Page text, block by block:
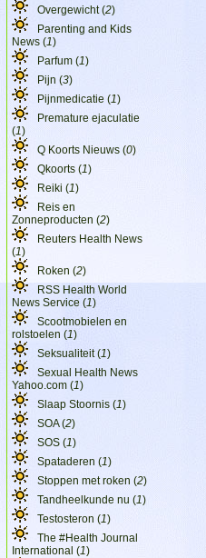
Overgewicht (2)
Parenting and Kids
News (1)
Parfum (1)
Pijn (3)
Pijnmedicatie (1)
Premature ejaculatie
(1)
Q Koorts Nieuws (0)
Qkoorts (1)
Reiki (1)
Reis en
Zonneproducten (2)
Reuters Health News
(1)
Roken (2)
RSS Health World
News Service (1)
Scootmobielen en
rolstoelen (1)
Seksualiteit (1)
Sexual Health News
Yahoo.com (1)
Slaap Stoornis (1)
SOA (2)
SOS (1)
Spataderen (1)
Stoppen met roken (2)
Tandheelkunde nu (1)
Testosteron (1)
The #Health Journal
International (1)